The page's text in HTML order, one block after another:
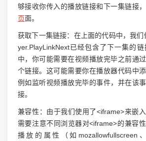
够接收你传入的播放链接和下一集链接
页面。
获取下一集链接：在上面的代码中，我
yer.PlayLinkNext已经包含了下一集的
中，你可能需要在视频播放完毕之前通
个链接。这可能需要你在播放器代码中添
例如监听视频播放完毕的事件，并在该
接。
兼容性：由于我们使用了<iframe>来嵌
需要注意不同浏览器对<iframe>的兼容
播放的属性（如mozallowfullscreen、